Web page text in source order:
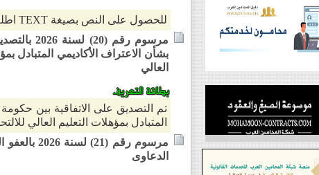
للحصول على النص بصيغة TEXT اطلب المساعدة من خدمة العملاء
مرسوم
بشأن الاعتراف الأكاديمي المتبادل
العالي
تم التصديق على الاتفاقية بين
المتبادل بمؤهلات التعليم العالي
مرسوم
الدعاوى